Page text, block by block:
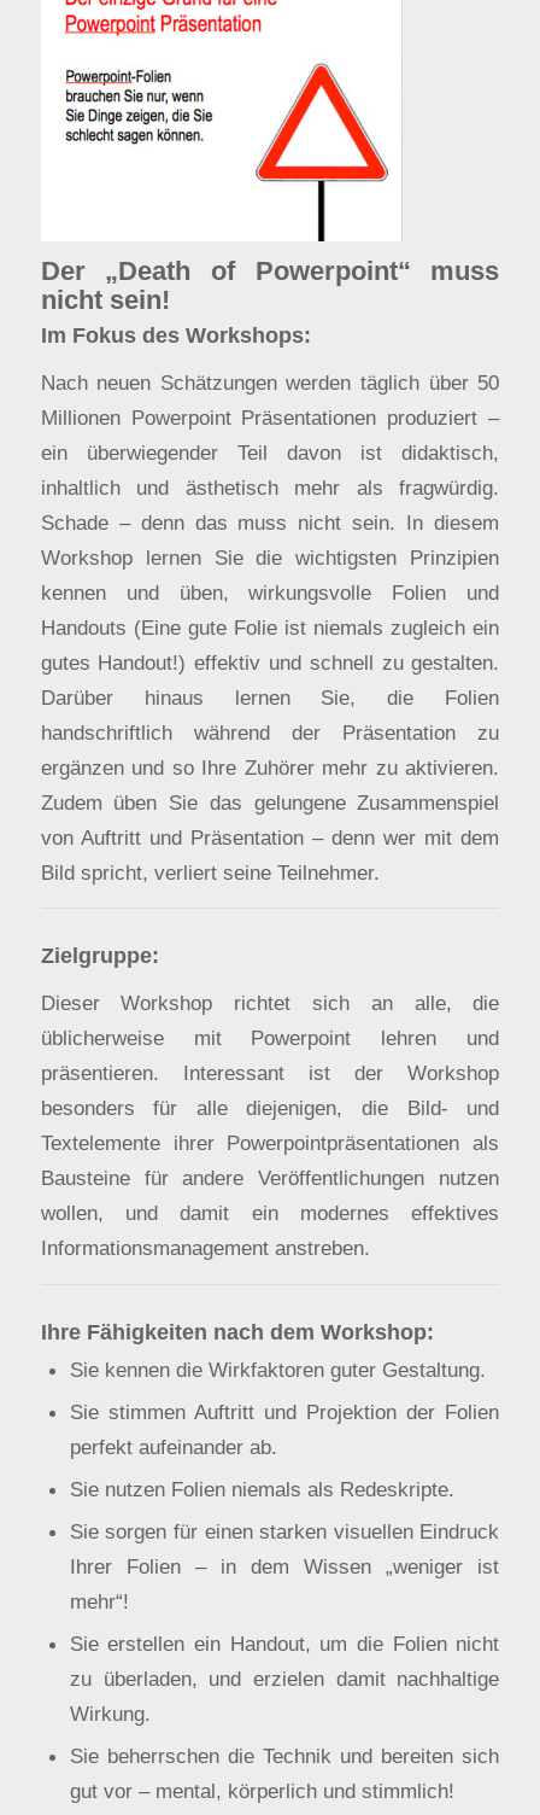
Der „Death of Powerpoint“ muss
nicht sein!
Im Fokus des Workshops:
Nach neuen Schätzungen werden täglich über 50
Millionen Powerpoint Präsentationen produziert –
ein überwiegender Teil davon ist didaktisch,
inhaltlich und ästhetisch mehr als fragwürdig.
Schade – denn das muss nicht sein. In diesem
Workshop lernen Sie die wichtigsten Prinzipien
kennen und üben, wirkungsvolle Folien und
Handouts (Eine gute Folie ist niemals zugleich ein
gutes Handout!) effektiv und schnell zu gestalten.
Darüber hinaus lernen Sie, die Folien
handschriftlich während der Präsentation zu
ergänzen und so Ihre Zuhörer mehr zu aktivieren.
Zudem üben Sie das gelungene Zusammenspiel
von Auftritt und Präsentation – denn wer mit dem
Bild spricht, verliert seine Teilnehmer.
Zielgruppe:
Dieser Workshop richtet sich an alle, die
üblicherweise mit Powerpoint lehren und
präsentieren. Interessant ist der Workshop
besonders für alle diejenigen, die Bild- und
Textelemente ihrer Powerpointpräsentationen als
Bausteine für andere Veröffentlichungen nutzen
wollen, und damit ein modernes effektives
Informationsmanagement anstreben.
Ihre Fähigkeiten nach dem Workshop:
Sie kennen die Wirkfaktoren guter Gestaltung.
Sie stimmen Auftritt und Projektion der Folien
perfekt aufeinander ab.
Sie nutzen Folien niemals als Redeskripte.
Sie sorgen für einen starken visuellen Eindruck
Ihrer Folien – in dem Wissen „weniger ist
mehr“!
Sie erstellen ein Handout, um die Folien nicht
zu überladen, und erzielen damit nachhaltige
Wirkung.
Sie beherrschen die Technik und bereiten sich
gut vor – mental, körperlich und stimmlich!